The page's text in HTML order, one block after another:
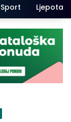
Sport Ljepota i